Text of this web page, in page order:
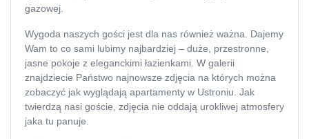
gazowej.
Wygoda naszych gości jest dla nas również ważna. Dajemy
Wam to co sami lubimy najbardziej –duże, przestronne,
jasne pokoje z eleganckimi łazienkami . W galerii znajdziecie
Państwo najnowsze zdjęcia na których można zobaczyć jak
wyglądają apartamenty w Ustroniu. Jak twierdzą nasi
goście, zdjęcia nie oddają urokliwej atmosfery jaka tu panuje.